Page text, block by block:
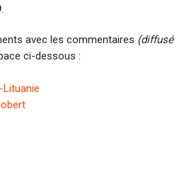
.
avec les commentaires (diffusé
ci-dessous :
Lituanie